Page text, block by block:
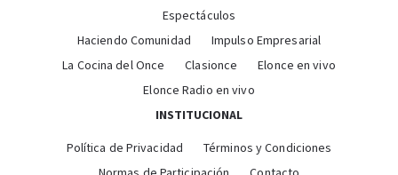
Espectáculos
Haciendo Comunidad
Impulso Empresarial
La Cocina del Once
Clasionce
Elonce en vivo
Elonce Radio en vivo
INSTITUCIONAL
Política de Privacidad
Términos y Condiciones